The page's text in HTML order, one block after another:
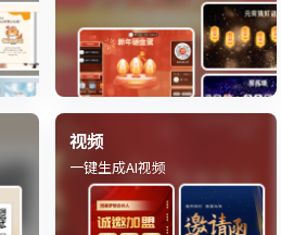
视频
一键生成AI视频